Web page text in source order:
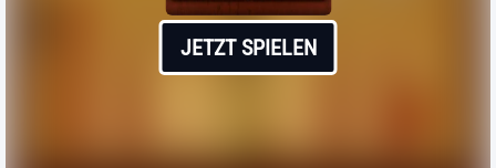
JETZT SPIELEN